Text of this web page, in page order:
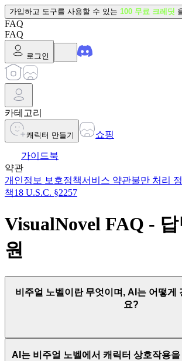
가입하고 도구를 사용할 수 있는 100 무료 크레딧
FAQ
FAQ
로그인
카테고리
캐릭터 만들기 쇼핑
가이드북
약관
개인정보 보호정책서비스 약관불만 처리
책18 U.S.C. §2257
VisualNovel FAQ -
원
비주얼 노벨이란 무엇이며, AI는 어떻게
요?
AI는 비주얼 노벨에서 캐릭터 상호작용